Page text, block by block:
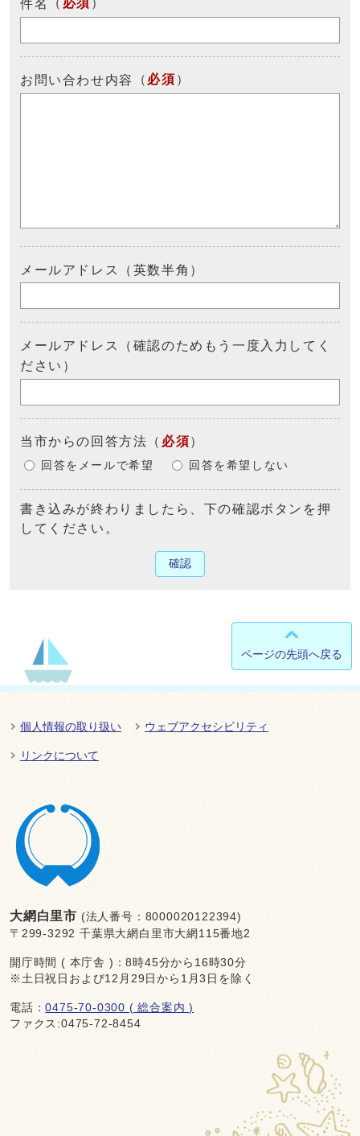
件名 （ 必須 ）
お問い合わせ内容 （ 必須 ）
メールアドレス（英数半角）
メールアドレス（確認のためもう一度入力してく
ださい）
当市からの回答方法 （ 必須）
回答をメールで希望 回答を希望しない
書き込みが終わりましたら、下の確認ボタンを押
してください。
確認
ページの先頭へ戻る
個人情報の取り扱い ウェブアクセシビリティ
リンクについて
大網白里市 (法人番号：8000020122394)
〒299-3292 千葉県大網白里市大網115番地2
開庁時間 ( 本庁舎 )：8時45分から16時30分
※土日祝日および12月29日から1月3日を除く
電話：0475-70-0300 ( 総合案内 )
ファクス:0475-72-8454